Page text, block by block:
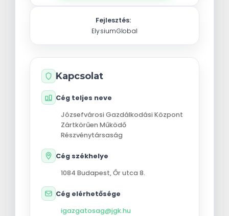
Fejlesztés:
ElysiumGlobal
Kapcsolat
Cég teljes neve
Józsefvárosi Gazdálkodási Központ
Zártkörűen Működő
Részvénytársaság
Cég székhelye
1084 Budapest,Őr utca 8.
Cég elérhetősége
igazgatosag@jgk.hu